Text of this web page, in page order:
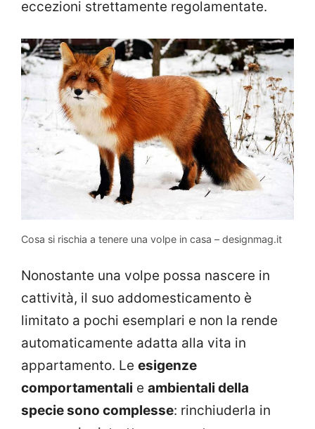
eccezioni strettamente regolamentate.
Cosa si rischia a tenere una volpe in casa – designmag.it
Nonostante una volpe possa nascere in
cattività, il suo addomesticamento è
limitato a pochi esemplari e non la rende
automaticamente adatta alla vita in
appartamento. Le esigenze
comportamentali e ambientali della
specie sono complesse: rinchiuderla in